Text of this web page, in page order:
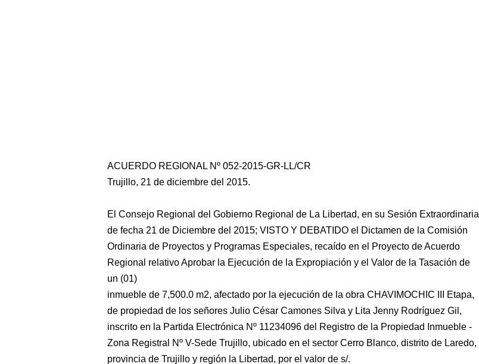
ACUERDO REGIONAL Nº 052-2015-GR-LL/CR
Trujillo, 21 de diciembre del 2015.
El Consejo Regional del Gobierno Regional de La Libertad, en su Sesión Extraordinaria
de fecha 21 de Diciembre del 2015; VISTO Y DEBATIDO el Dictamen de la Comisión
Ordinaria de Proyectos y Programas Especiales, recaído en el Proyecto de Acuerdo
Regional relativo Aprobar la Ejecución de la Expropiación y el Valor de la Tasación de
un (01)
inmueble de 7,500.0 m2, afectado por la ejecución de la obra CHAVIMOCHIC III Etapa,
de propiedad de los señores Julio César Camones Silva y Lita Jenny Rodríguez Gil,
inscrito en la Partida Electrónica Nº 11234096 del Registro de la Propiedad Inmueble -
Zona Registral Nº V-Sede Trujillo, ubicado en el sector Cerro Blanco, distrito de Laredo,
provincia de Trujillo y región la Libertad, por el valor de s/.